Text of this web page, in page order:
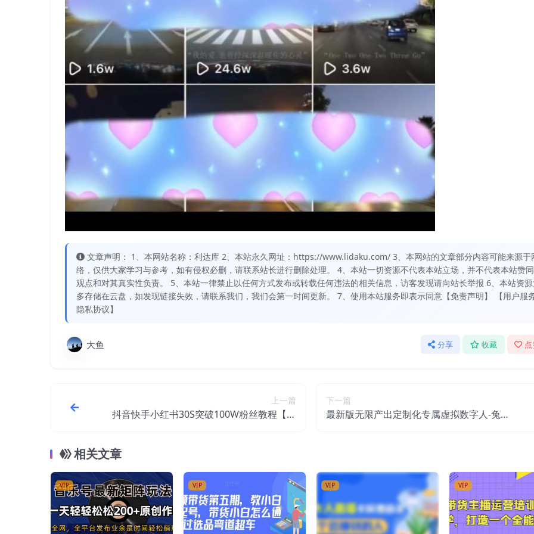
文章声明： 1、本网站名称：利达库 2、本站永久网址：https://www.lidaku.com/ 3、本网站的文章部分内容可能来源于
络，仅供大家学习与参考，如有侵权必删，请联系站长进行删除处理。 4、本站一切资源不代表本站立场，并不代表本站赞
观点和对其真实性负责。 5、本站一律禁止以任何方式发布或转载任何违法的相关信息，访客发现请向站长举报 6、本站资
多存储在云盘，如发现链接失效，请联系我们，我们会第一时间更新。 7、使用本站服务即表示同意【免责声明】 【用户服
隐私协议】
大鱼 分享 收藏
上一篇
抖音快手小红书30S突破100W粉丝教程【揭
下一篇
最新版无限产出定制化专属虚拟数字人-兔费
相关文章
VIP VIP VIP VIP